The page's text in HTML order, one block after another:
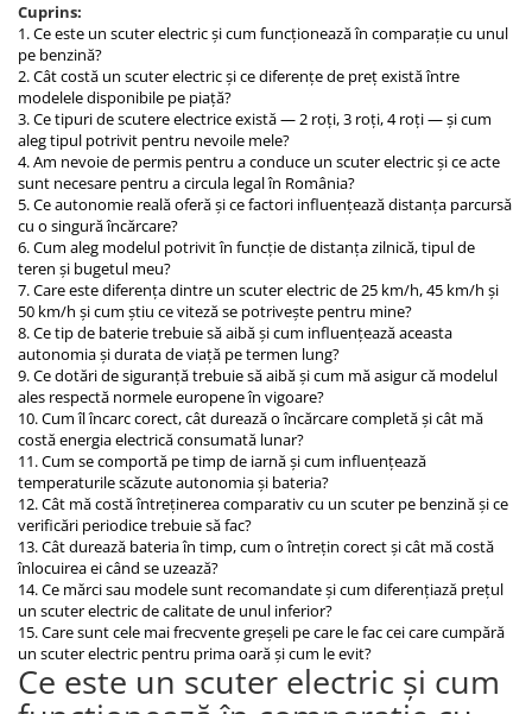
Cuprins:
1. Ce este un scuter electric și cum funcționează în comparație cu unul
pe benzină?
2. Cât costă un scuter electric și ce diferențe de preț există între
modelele disponibile pe piață?
3. Ce tipuri de scutere electrice există — 2 roți, 3 roți, 4 roți — și cum
aleg tipul potrivit pentru nevoile mele?
4. Am nevoie de permis pentru a conduce un scuter electric și ce acte
sunt necesare pentru a circula legal în România?
5. Ce autonomie reală oferă și ce factori influențează distanța parcursă
cu o singură încărcare?
6. Cum aleg modelul potrivit în funcție de distanța zilnică, tipul de
teren și bugetul meu?
7. Care este diferența dintre un scuter electric de 25 km/h, 45 km/h și
50 km/h și cum știu ce viteză se potrivește pentru mine?
8. Ce tip de baterie trebuie să aibă și cum influențează aceasta
autonomia și durata de viață pe termen lung?
9. Ce dotări de siguranță trebuie să aibă și cum mă asigur că modelul
ales respectă normele europene în vigoare?
10. Cum îl încarc corect, cât durează o încărcare completă și cât mă
costă energia electrică consumată lunar?
11. Cum se comportă pe timp de iarnă și cum influențează
temperaturile scăzute autonomia și bateria?
12. Cât mă costă întreținerea comparativ cu un scuter pe benzină și ce
verificări periodice trebuie să fac?
13. Cât durează bateria în timp, cum o întrețin corect și cât mă costă
înlocuirea ei când se uzează?
14. Ce mărci sau modele sunt recomandate și cum diferențiază prețul
un scuter electric de calitate de unul inferior?
15. Care sunt cele mai frecvente greșeli pe care le fac cei care cumpără
un scuter electric pentru prima oară și cum le evit?
Ce este un scuter electric și cum